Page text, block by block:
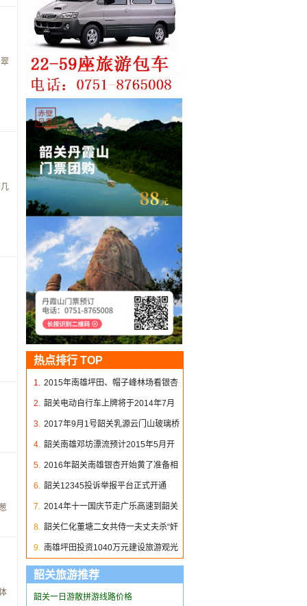
热点排行 TOP
1. 2015年南雄坪田、帽子峰林场看银杏
最佳时间
2. 韶关电动自行车上牌将于2014年7月
11日截止
3. 2017年9月1号韶关乳源云门山玻璃桥
正式开放
4. 韶关南雄邓坊漂流预计2015年5月开
漂
5. 2016年韶关南雄银杏开始黄了准备相
机扫黄吧
6. 韶关12345投诉举报平台正式开通
7. 2014年十一国庆节走广乐高速到韶关
旅游
8. 韶关仁化董塘二女共侍一夫丈夫杀“奸
夫”
9. 南雄坪田投资1040万元建设旅游观光
韶关旅游推荐
韶关一日游散拼游线路价格